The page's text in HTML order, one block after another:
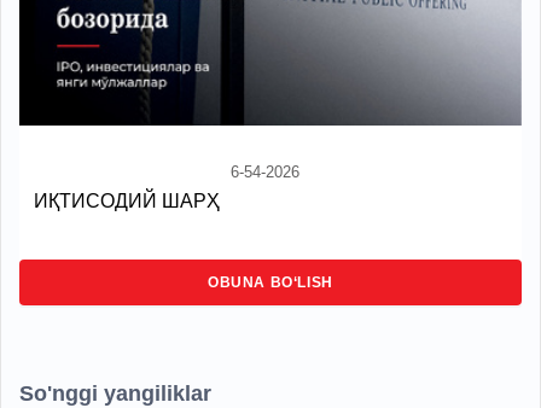
6-54-2026
ИҚТИСОДИЙ ШАРҲ
OBUNA BO‘LISH
So'nggi yangiliklar